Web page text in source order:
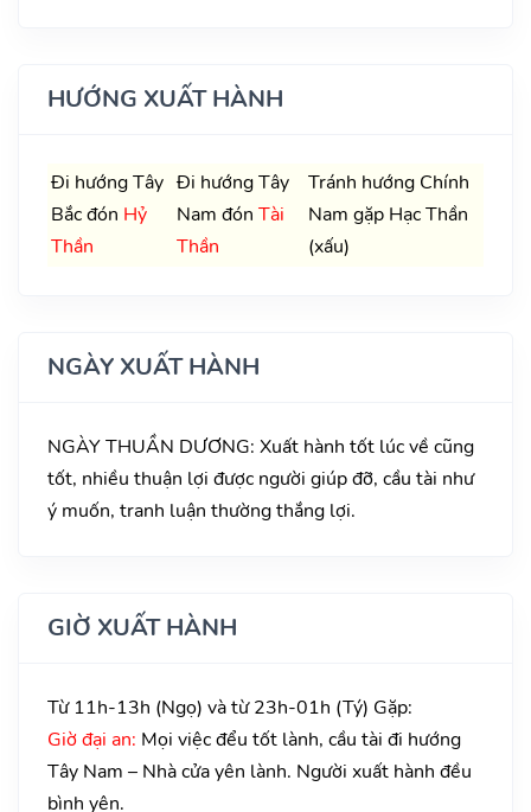
HƯỚNG XUẤT HÀNH
Đi hướng Tây
Bắc đón Hỷ
Thần
Đi hướng Tây
Nam đón Tài
Thần
Tránh hướng Chính
Nam gặp Hạc Thần
(xấu)
NGÀY XUẤT HÀNH
NGÀY THUẦN DƯƠNG: Xuất hành tốt lúc về cũng
tốt, nhiều thuận lợi được người giúp đỡ, cầu tài như
ý muốn, tranh luận thường thắng lợi.
GIỜ XUẤT HÀNH
Từ 11h-13h (Ngọ) và từ 23h-01h (Tý) Gặp:
Giờ đại an: Mọi việc đểu tốt lành, cầu tài đi hướng
Tây Nam – Nhà cửa yên lành. Người xuất hành đều
bình yên.